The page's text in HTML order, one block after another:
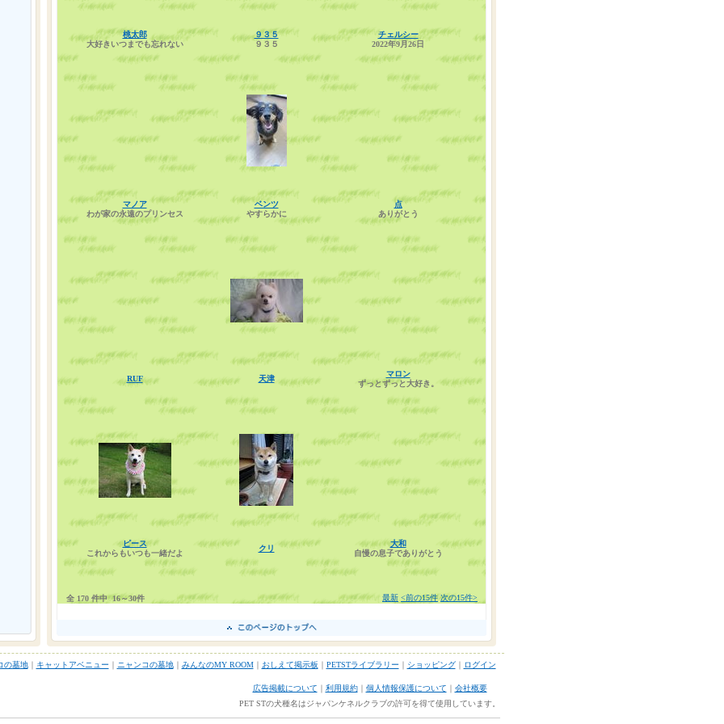
桃太郎
大好きいつまでも忘れない
９３５
９３５
チェルシー
2022年9月26日
マノア
わが家の永遠のプリンセス
ベンツ
やすらかに
点
ありがとう
RUF 天津
マロン
ずっとずっと大好き。
ピース
これからもいつも一緒だよ
クリ
大和
自慢の息子でありがとう
全 170 件中16～30件 最新 <前の15件 次の15件>
の墓地｜ キャットアベニュー ｜ ニャンコの墓地｜ みんなのMY ROOM｜ おしえて掲示板 ｜ PETSTライブラリー ｜ ショッピング｜ ログイン
広告掲載について ｜ 利用規約｜ 個人情報保護について ｜ 会社概要
PET STの犬種名はジャパンケネルクラブの許可を得て使用しています。